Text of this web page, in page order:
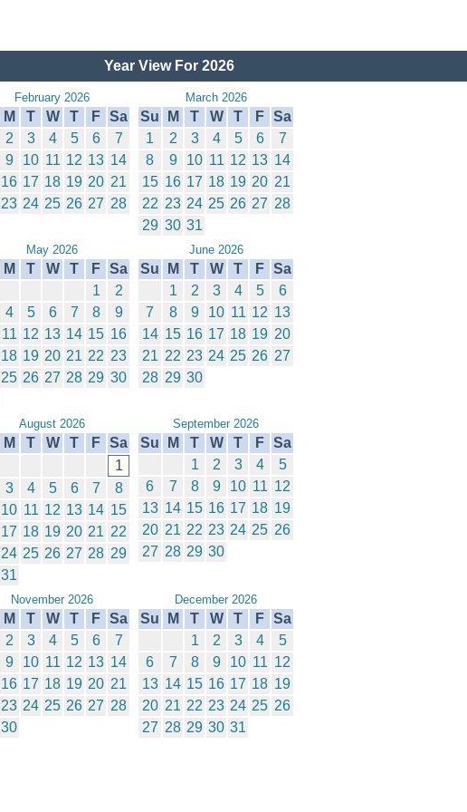
Year View For 2026
February 2026
M T W T F Sa
2 3 4 5 6
7
9 10 11 12 13 14
16 17 18 19 20 21
23 24 25 26 27 28
March 2026
Su M T W T F Sa
1
2 3 4 5 6
7
8
9 10 11 12 13 14
15 16 17 18 19 20 21
22 23 24 25 26 27 28
29 30 31
May 2026
M T W T F Sa
1
2
4 5 6 7 8
9
11 12 13 14 15 16
18 19 20 21 22 23
25 26 27 28 29 30
June 2026
Su M T W T F Sa
1
2 3 4 5
6
7
8 9 10 11 12 13
14 15 16 17 18 19 20
21 22 23 24 25 26 27
28 29 30
August 2026
M T W T F Sa
1
3 4 5 6 7
8
10 11 12 13 14 15
17 18 19 20 21 22
24 25 26 27 28 29
31
September 2026
Su M T W T F Sa
1
2 3 4
5
6
7 8 9 10 11 12
13 14 15 16 17 18 19
20 21 22 23 24 25 26
27 28 29 30
November 2026
M T W T F Sa
2 3 4 5 6
7
9 10 11 12 13 14
16 17 18 19 20 21
23 24 25 26 27 28
30
December 2026
Su M T W T F Sa
1
2 3 4
5
6
7 8 9 10 11 12
13 14 15 16 17 18 19
20 21 22 23 24 25 26
27 28 29 30 31